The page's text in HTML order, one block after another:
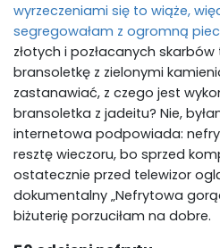
wyrzeczeniami się to wiąże,
segregowałam z ogromną
złotych i pozłacanych
bransoletkę z zielonymi
zastanawiać, z czego jest
bransoletka z jadeitu? Nie,
internetowa podpowiada:
resztę wieczoru, bo sprzed
ostatecznie przed telewizor
dokumentalny „Nefrytowa
biżuterię porzuciłam na dobre.